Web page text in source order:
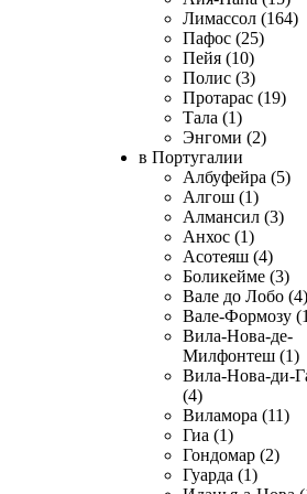
Лимассол (164)
Пафос (25)
Пейя (10)
Полис (3)
Протарас (19)
Тала (1)
Энгоми (2)
в Португалии
Албуфейра (5)
Алгош (1)
Алмансил (3)
Анхос (1)
Асотеяш (4)
Боликейме (3)
Вале до Лобо (4)
Вале-Формозу
Вила-Нова-де-
Милфонтеш (1)
Вила-Нова-ди-
(4)
Виламора (11)
Гиа (1)
Гондомар (2)
Гуарда (1)